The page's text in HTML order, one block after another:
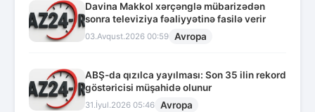
Davina Makkol xərçənglə mübarizədən
sonra televiziya fəaliyyətinə fasilə verir
03.Avqust.2026 00:59 Avropa
ABŞ-da qızılca yayılması: Son 35 ilin rekord
göstəricisi müşahidə olunur
31.İyul.2026 05:46 Avropa